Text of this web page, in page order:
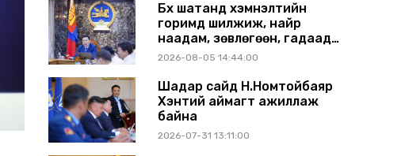
Бүх шатанд хэмнэлтийн
горимд шилжиж, найр
наадам, зөвлөгөөн, гадаад
томилолтыг хориглолоо
2026-08-05 14:44:00
Шадар сайд Н.Номтойбаяр
Хэнтий аймагт ажиллаж
байна
2026-07-31 13:11:00